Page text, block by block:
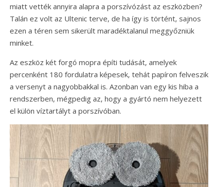
miatt vették annyira alapra a porszívózást az eszközben?
Talán ez volt az Ultenic terve, de ha így is történt, sajnos
ezen a téren sem sikerült maradéktalanul meggyőzniük
minket.
Az eszköz két forgó mopra építi tudását, amelyek
percenként 180 fordulatra képesek, tehát papíron felveszik
a versenyt a nagyobbakkal is. Azonban van egy kis hiba a
rendszerben, mégpedig az, hogy a gyártó nem helyezett
el külön víztartályt a porszívóban.